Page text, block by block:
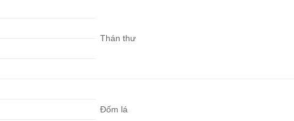
Thán thư
Đốm lá